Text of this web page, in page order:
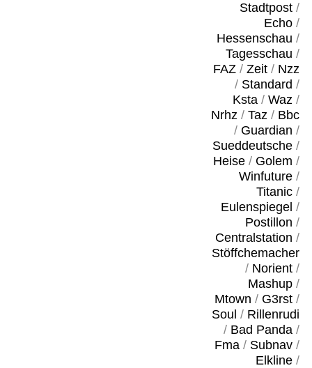
Stadtpost/
Echo/
Hessenschau /
Tagesschau /
FAZ/ Zeit/ Nzz
/ Standard /
Ksta/ Waz/
Nrhz/ Taz/ Bbc
/ Guardian /
Sueddeutsche/
Heise/ Golem /
Winfuture/
Titanic/
Eulenspiegel /
Postillon /
Centralstation /
Stöffchemacher
/ Norient/
Mashup/
Mtown / G3rst/
Soul / Rillenrudi
/ Bad Panda/
Fma/ Subnav/
Elkline/